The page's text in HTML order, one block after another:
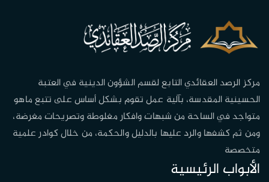
مركز الرصد العقائدي التابع لقسم الشؤون الدينية في العتبة
الحسينية المقدسة، بآلية عمل تقوم بشكل أساس على تتبع ماهو
متواجد في الساحة من شبهات وافكار مغلوطة وتصريحات مغرضة،
ومن ثم كشفها والرد عليها بالدليل والحكمة، من خلال كوادر علمية
متخصصة
الأبواب الرئيسية